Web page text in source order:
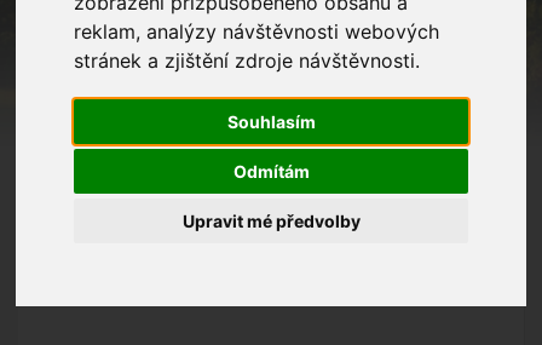
reklam, analýzy návštěvnosti webových
stránek a zjištění zdroje návštěvnosti.
Souhlasím
Odmítám
Upravit mé předvolby